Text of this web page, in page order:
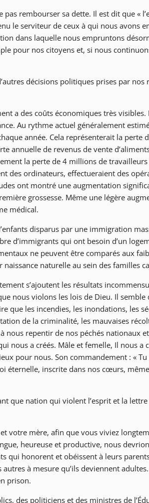
rembourser sa dette. Il est dit que «
le serviteur de ceux à qui nous avons
dans laquelle nous empruntons
pour nos citoyens et, si nous
décisions politiques prises par nos
a des coûts économiques très
Au rythme actuel généralement
année. Cela représenterait la perte
annuelle de revenus de vente
la perte de 4 millions de
des ordinateurs, effectueraient des
ont montré une augmentation
grossesse. Même une légère
médical.
disparus par une immigration
d’immigrants qui ont besoin d’un
ne peuvent être comparés aux
naturelle au sein des familles
s’ajoutent les résultats
nous violons les lois de Dieu. Il semble
que les incendies, les inondations, les
de la criminalité, les mauvaises
repentir de nos péchés nationaux
nous a créés. Mâle et femelle, Il nous a
pour nous. Son commandement : «
éternelle, inscrite dans nos cœurs,
que nation qui violent l’esprit et la
votre mère, afin que vous viviez
heureuse et productive, nous
qui honorent et obéissent à leurs
à mesure qu’ils deviennent
prison.
des politiciens et des ministres de